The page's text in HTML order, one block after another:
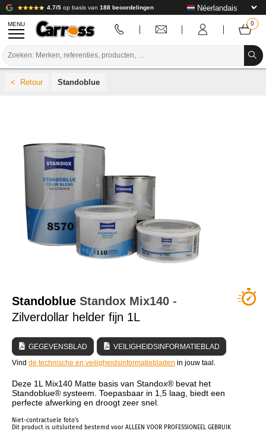
4.7/5 op basis van 188 beoordelingen
MENU
VERBRUIKSARTIKELEN VOOR CARROSSERIE
GEREEDSCHAP VOOR CARROSSERIE
UITRUSTING VOOR CARROSSERIE
LABORATORIUMINSTALLATIE
HANDLEIDING & ADVIES
Standoblue
Standoblue Standox Mix140 -
Zilverdollar helder fijn 1L
GEGEVENSBLAD
VEILIGHEIDSINFORMATIEBLAD
Vind de technische en veiligheidsinformatiebladen in jouw taal.
Deze 1L Mix140 Matte basis van Standox® bevat het
Standoblue® systeem. Toepasbaar in 1,5 laag, biedt een
perfecte afwerking en droogt zeer snel.
Niet-contractuele foto's
Dit product is uitsluitend bestemd voor ALLEEN VOOR PROFESSIONEEL GEBRUIK